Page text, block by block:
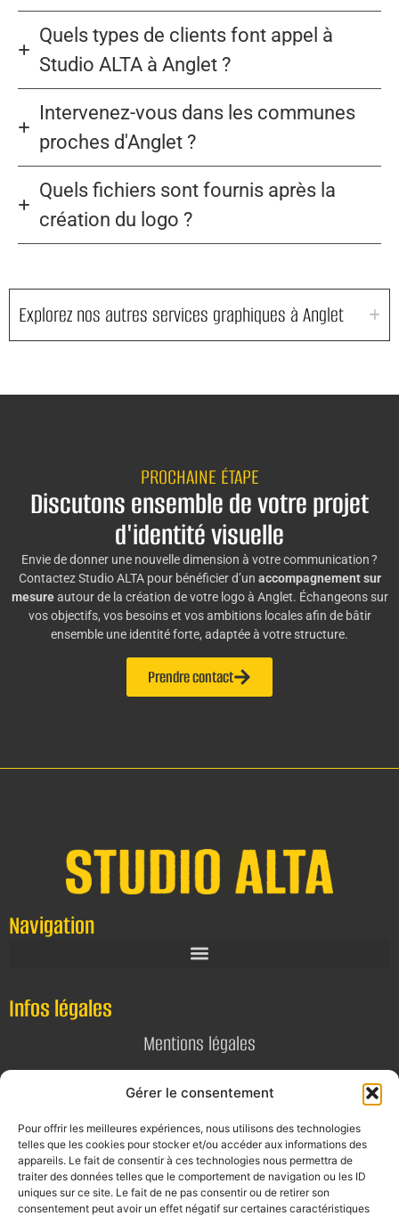
Gérer le consentement
Pour offrir les meilleures expériences, nous utilisons des technologies
telles que les cookies pour stocker et/ou accéder aux informations des
appareils. Le fait de consentir à ces technologies nous permettra de
traiter des données telles que le comportement de navigation ou les ID
uniques sur ce site. Le fait de ne pas consentir ou de retirer son
consentement peut avoir un effet négatif sur certaines caractéristiques
Quels types de clients font appel à
Studio ALTA à Anglet ?
Intervenez-vous dans les communes
proches d'Anglet ?
Quels fichiers sont fournis après la
création du logo ?
Explorez nos autres services graphiques à Anglet
PROCHAINE ÉTAPE
Discutons ensemble de votre projet
d'identité visuelle
Envie de donner une nouvelle dimension à votre communication ?
Contactez Studio ALTA pour bénéficier d’un accompagnement sur
mesureautour de la création de votre logo à Anglet. Échangeons sur
vos objectifs, vos besoins et vos ambitions locales afin de bâtir
ensemble une identité forte, adaptée à votre structure.
Prendre contact
Navigation
Infos légales
Mentions légales
Politique de confidentialité
Contact
E-mail
contact@alta-studio.fr